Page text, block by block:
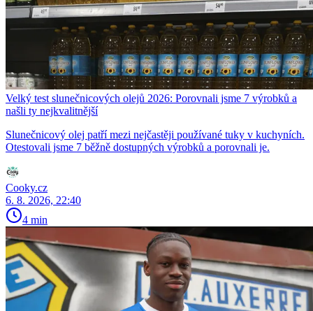
Velký test slunečnicových olejů 2026: Porovnali jsme 7 výrobků a
našli ty nejkvalitnější
Slunečnicový olej patří mezi nejčastěji používané tuky v kuchyních.
Otestovali jsme 7 běžně dostupných výrobků a porovnali je.
Cooky.cz
6. 8. 2026, 22:40
4 min